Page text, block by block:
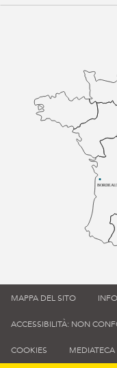
MAPPA DEL SITO
ACCESSIBILITÀ: NON
COOKIES MEDIATECA